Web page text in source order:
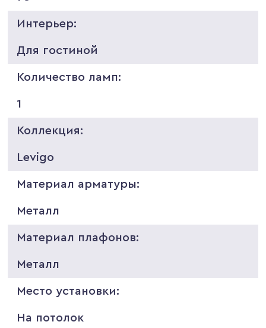
Интерьер:
Для гостиной
Количество ламп:
1
Коллекция:
Levigo
Материал арматуры:
Металл
Материал плафонов:
Металл
Место установки:
На потолок